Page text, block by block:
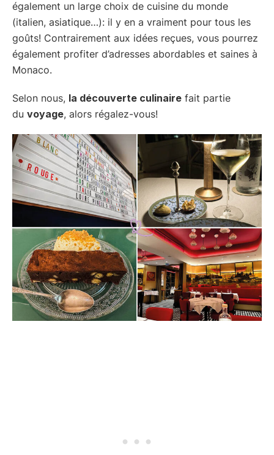
également un large choix de cuisine du monde
(italien, asiatique…): il y en a vraiment pour tous les
goûts! Contrairement aux idées reçues, vous pourrez
également profiter d’adresses abordables et saines à
Monaco.
Selon nous, la découverte culinaire fait partie
du voyage, alors régalez-vous!